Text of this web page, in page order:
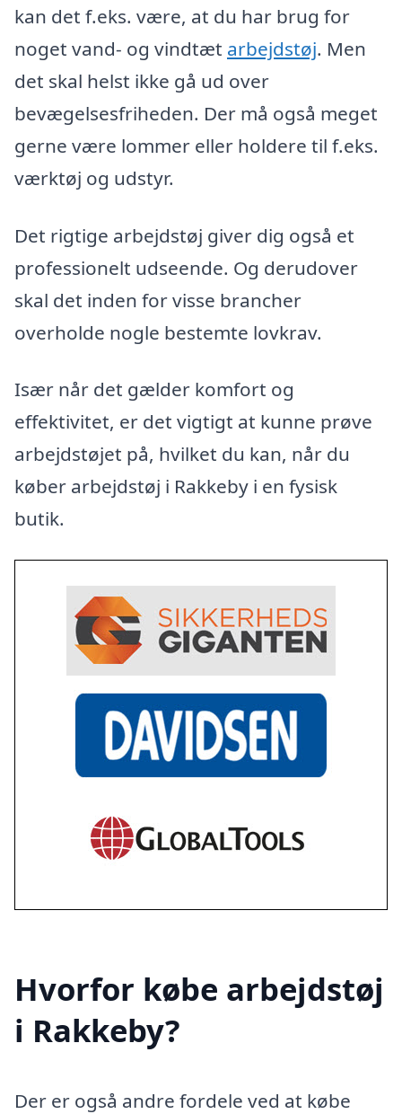
kan det f.eks. være, at du har brug for
noget vand- og vindtæt arbejdstøj. Men
det skal helst ikke gå ud over
bevægelsesfriheden. Der må også meget
gerne være lommer eller holdere til f.eks.
værktøj og udstyr.
Det rigtige arbejdstøj giver dig også et
professionelt udseende. Og derudover
skal det inden for visse brancher
overholde nogle bestemte lovkrav.
Især når det gælder komfort og
effektivitet, er det vigtigt at kunne prøve
arbejdstøjet på, hvilket du kan, når du
køber arbejdstøj i Rakkeby i en fysisk
butik.
Hvorfor købe arbejdstøj
i Rakkeby?
Der er også andre fordele ved at købe